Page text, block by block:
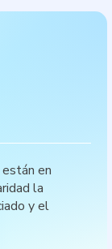
en
la
y el